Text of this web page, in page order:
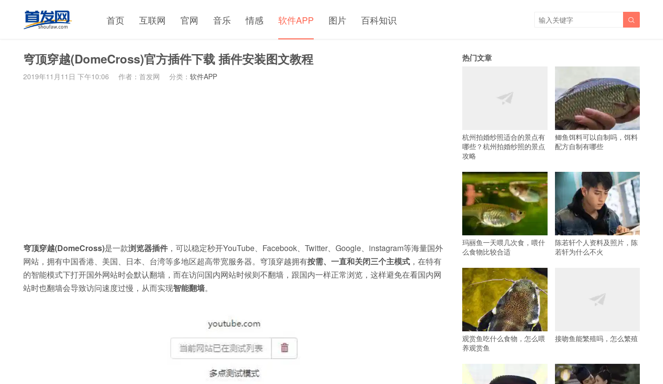
首页 互联网 官网 音乐 情感 软件APP 图片 百科知识 
穹顶穿越(DomeCross)官方插件下载 插件安装图文教程
2019年11月11日 下午10:06 作者：首发网 分类： 软件APP
穹顶穿越(DomeCross)是一款浏览器插件 ，可以稳定秒开YouTube、Facebook、Twitter、Google、instagram等海量国外
网站，拥有中国香港、美国、日本、台湾等多地区超高带宽服务器。穹顶穿越拥有按需、一直和关闭三个主模式 ，在特有
的智能模式下打开国外网站时会默认翻墙，而在访问国内网站时候则不翻墙，跟国内一样正常浏览，这样避免在看国内网
站时也翻墙会导致访问速度过慢，从而实现智能翻墙。
热门文章
杭州拍婚纱照适合的景点有
哪些？杭州拍婚纱照的景点
攻略
鲫鱼饵料可以自制吗，饵料
配方自制有哪些
玛丽鱼一天喂几次食，喂什
么食物比较合适
陈若轩个人资料及照片，陈
若轩为什么不火
观赏鱼吃什么食物，怎么喂
养观赏鱼
接吻鱼能繁殖吗，怎么繁殖